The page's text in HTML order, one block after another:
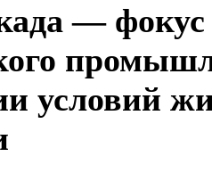
— фокус
условий